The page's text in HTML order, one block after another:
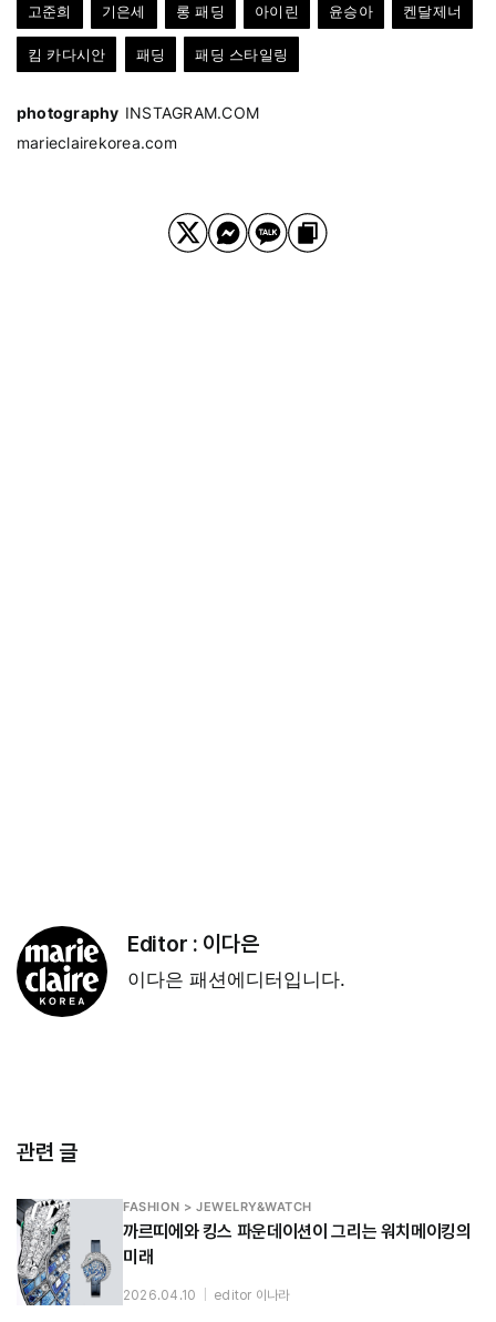
고준희 기은세 롱 패딩 아이린 윤승아 켄달제너
킴 카다시안 패딩 패딩 스타일링
photography INSTAGRAM.COM
marieclairekorea.com
Editor : 이다은
이다은 패션에디터입니다.
관련 글
FASHION > JEWELRY&WATCH
까르띠에와 킹스 파운데이션이 그리는 워치메이킹의
미래
2026.04.10 editor 이나라